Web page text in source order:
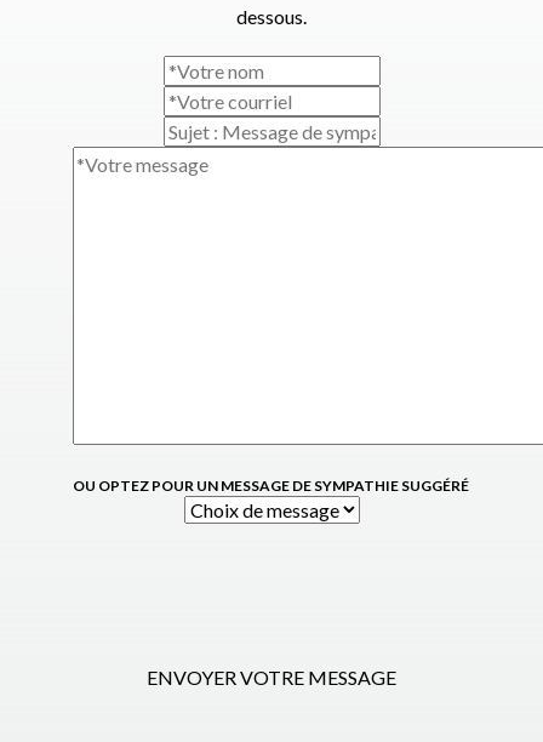
dessous.
OU OPTEZ POUR UN MESSAGE DE SYMPATHIE SUGGÉRÉ
ENVOYER VOTRE MESSAGE